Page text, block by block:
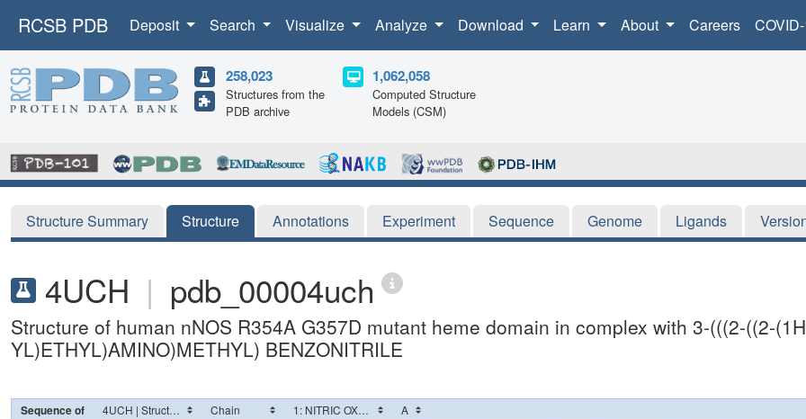
RCSB PDB Deposit Search Visualize Analyze Download Learn About Careers
258,023
Structures from the
PDB archive
1,062,058
Computed Structure
Models (CSM)
Structure Summary Structure Annotations Experiment Sequence Genome Ligands
4UCH | pdb_00004uch
Structure of human nNOS R354A G357D mutant heme domain in complex with 3-(((2-((2-
YL)ETHYL)AMINO)METHYL) BENZONITRILE
Sequence of